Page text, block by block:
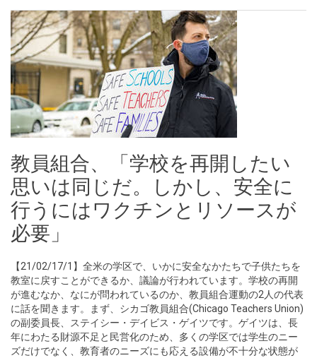
教員組合、「学校を再開したい
思いは同じだ。しかし、安全に
行うにはワクチンとリソースが
必要」
【21/02/17/1】全米の学区で、いかに安全なかたちで子供たちを
教室に戻すことができるか、議論が行われています。学校の再開
が進むなか、なにが問われているのか、教員組合運動の2人の代表
に話を聞きます。まず、シカゴ教員組合(Chicago Teachers Union)
の副委員長、ステイシー・デイビス・ゲイツです。ゲイツは、長
年にわたる財源不足と民営化のため、多くの学区では学生のニー
ズだけでなく、教育者のニーズにも応える設備が不十分な状態が